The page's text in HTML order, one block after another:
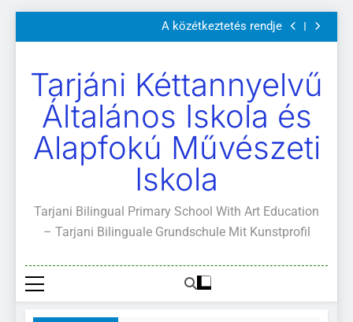
a
Szülői értekezletek 2026. május 04-14.
A közétkeztetés rendje
Kötelező és ajánlott olvasmányok
Szülői értekezletek 2026. május 04-14.
A közétkeztetés rendje
Kötelező és ajánlott olvasmányok
A Mi Világunk!
Tarjáni Kéttannyelvű
Általános Iskola és
Alapfokú Művészeti
Iskola
Tarjani Bilingual Primary School With Art Education
– Tarjani Bilinguale Grundschule Mit Kunstprofil